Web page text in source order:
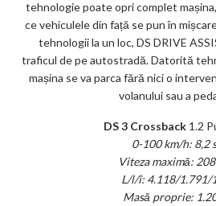
tehnologie poate opri complet
ce vehiculele din față se pun în
tehnologii la un loc, DS DRIVE
traficul de pe autostradă. Datorită
mașina se va parca fără nici o
volanului sau a
DS 3 Crossback 1.2
0-100 km/h: 8,2
Viteza maximă:
L/l/î: 4.118/1.791/
Masă proprie: